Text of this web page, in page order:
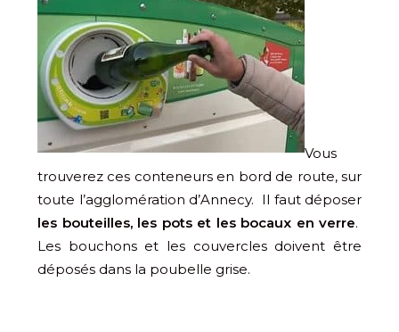
Vous
trouverez ces conteneurs en bord de route, sur
toute l’agglomération d’Annecy. Il faut déposer
les bouteilles, les pots et les bocaux en verre.
Les bouchons et les couvercles doivent être
déposés dans la poubelle grise.